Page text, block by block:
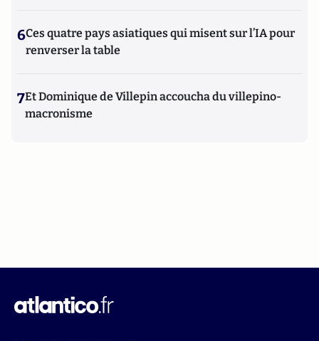
6Ces quatre pays asiatiques qui misent sur l’IA pour
renverser la table
7Et Dominique de Villepin accoucha du villepino-
macronisme